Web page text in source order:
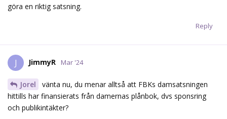
göra en riktig satsning.
Reply
J JimmyR Mar '24
Jorel
vänta nu, du menar alltså att FBKs damsatsningen
hittills har finansierats från damernas plånbok, dvs sponsring
och publikintäkter?